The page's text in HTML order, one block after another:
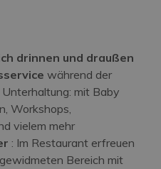
drinnen und draußen
während der
mit Baby
Workshops,
vielem mehr
: Im Restaurant erfreuen
Bereich mit